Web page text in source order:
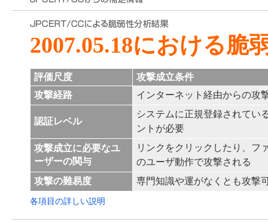
2007.05.18における脆
評価尺度
攻撃成立条件
攻撃経路
インターネット経由からの攻
認証レベル
システムに正規登録されてい
ントが必要
攻撃成立に必要なユ
ーザーの関与
リンクをクリックしたり、フ
のユーザ動作で攻撃される
攻撃の難易度
専門知識や運がなくとも攻撃
各項目の詳しい説明